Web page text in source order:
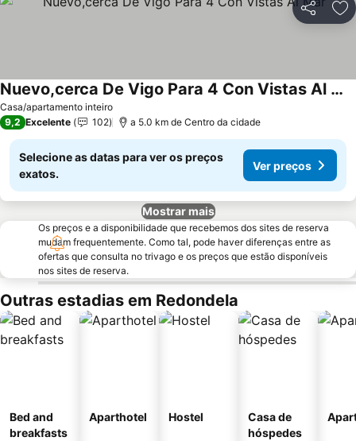
Partilhar
Casa/apartamento inteiro
Nuevo,cerca De Vigo Para 4 Con Vistas Al Mar
Ver preços
9,2 Excelente 102 a 5.0 km de Centro da cidade
Selecione as datas para ver os preços
exatos.
Ver preços
Mostrar mais
Os preços e a disponibilidade que recebemos dos sites de reserva
mudam frequentemente. Como tal, pode haver diferenças entre as
ofertas que consulta no trivago e os preços que estão disponíveis
nos sites de reserva.
Outras estadias em Redondela
Bed and
breakfasts
Aparthotel Hostel
Casa de
hóspedes